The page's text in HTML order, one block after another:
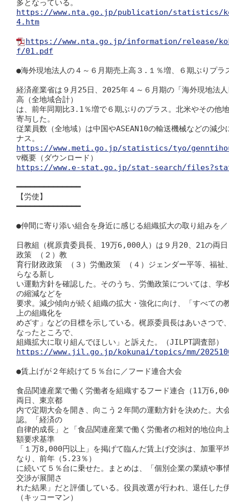
https://www.nta.go.jp/publication/statistics/
4.htm
https://www.nta.go.jp/information/release/
f/01.pdf
●海外現地法人の４～６月期売上高３.１％増、６期ぶりプラ
経済産業省は９月25日、2025年４～６月期の「海外現地法
高（全地域合計）
は、前年同期比3.1％増で６期ぶりのプラス。北米やその他
寄与した。
従業員数（全地域）は中国やASEAN10の輸送機械などの減
https://www.meti.go.jp/statistics/tyo/
https://www.e-stat.go.jp/stat-search/
━━━━━━━━━━━━━━
【労使】
━━━━━━━━━━━━━━
●仲間に寄り添い組合を身近に感じる組織拡大の取り組みを
日教組（梶原貴委員長、19万6,000人）は９月20、21の両
政策 （２）教
育行財政政策 （３）労働政策 （４）ジェンダー平等、福
らなる新し
い運動方針を確認した。そのうち、労働政策については、学
の縮減などを
要求。減少傾向が続く組織の拡大・強化に向け、「すべての
上の組織化を
めざす」などの目標を示している。梶原委員長はあいさつで
なったところで、
https://www.jil.go.jp/kokunai/topics/mm/
●賃上げが２年続けて５％台に／フード連合大会
食品関連産業で働く労働者を組織するフード連合（11万
両日、東京都
内で定期大会を開き、向こう２年間の運動方針を決めた。大
認。「経済の
自律的成長」と「食品関連産業で働く労働者の相対的地位向
額要求基準
「１万8,000円以上」を掲げて臨んだ賃上げ交渉は、加重
なり、前年（5.23％）
に続いて５％台に乗せた。まとめは、「個別企業の業績や事
交渉が展開さ
れた結果」だと評価している。役員改選が行われ、退任した
（キッコーマン）